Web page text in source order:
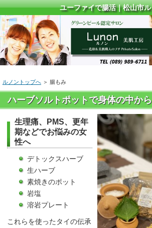
ユーファイで腸活｜松山市
ルノントップへ ＞ 腸もみ
ハーブソルトポットで身体の中か
生理痛、PMS、更年
期などでお悩みの女
性へ
デトックスハーブ
生ハーブ
素焼きのポット
岩塩
溶岩プレート
これらを使ったタイの伝承